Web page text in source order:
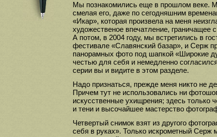
Мы познакомились еще в прошлом веке.
смелая его, даже по сегодняшним
«Икар», которая произвела на меня
художественое впечатление, граничащее
А потом, в 2004 году, мы встретились в
фестивале «Славянский базар», и Серж
панорамных фото под шапкой «Широкие
честью для себя и немедленно
серии вы и видите в этом разделе.
Надо признаться, прежде меня никто не
Причем тут не использовались ни
искусственные ухищрения; здесь только
и тени и высочайшее мастерство
Четвертый снимок взят из другого
себя в руках». Только искрометный Серж